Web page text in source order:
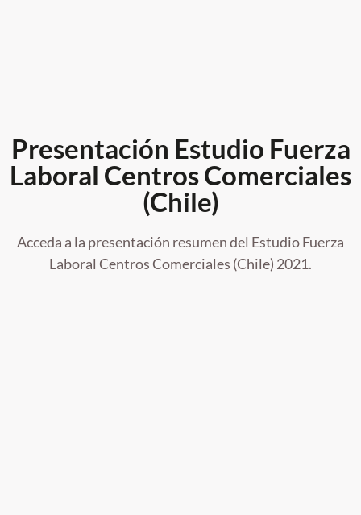
Presentación Estudio Fuerza
Laboral Centros Comerciales
(Chile)
Acceda a la presentación resumen del Estudio Fuerza
Laboral Centros Comerciales (Chile) 2021.